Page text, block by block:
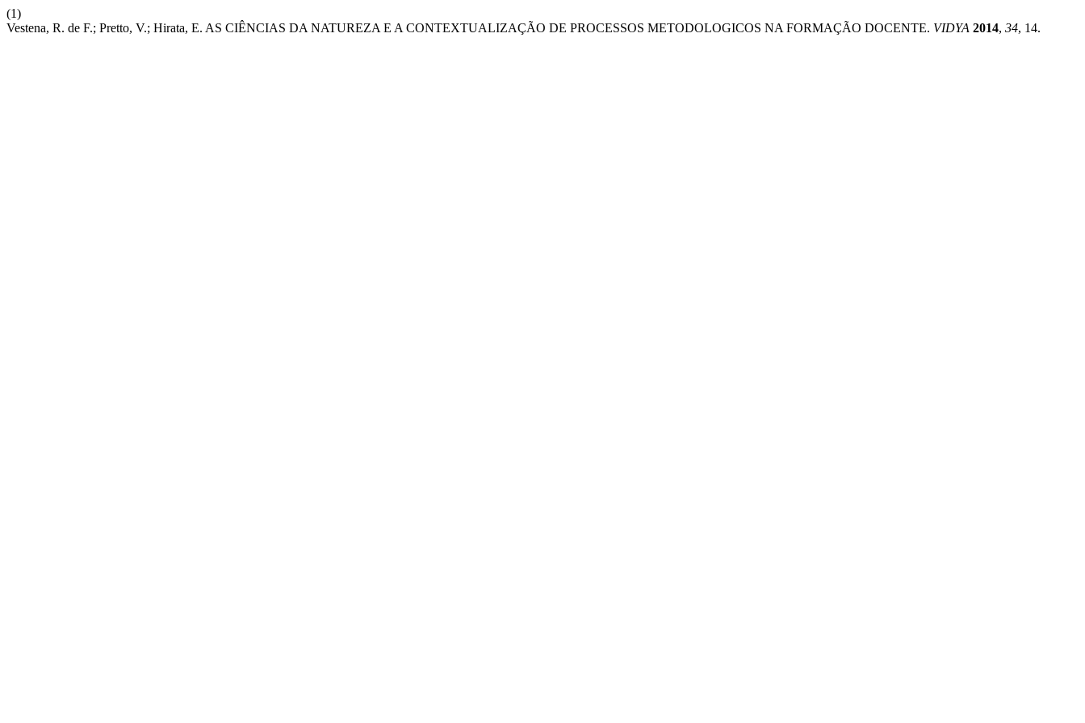
(1)
Vestena, R. de F.; Pretto, V.; Hirata, E. AS CIÊNCIAS DA NATUREZA E A CONTEXTUALIZAÇÃO DE PROCESSOS METODOLOGICOS NA FORMAÇÃO DOCENTE. VIDYA 2014, 34, 14.